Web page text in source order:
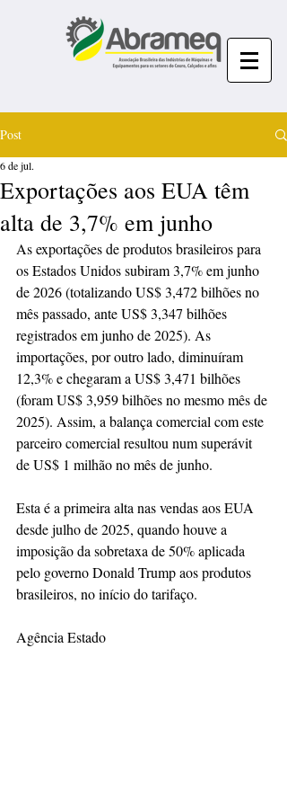
Post
Exportações aos EUA têm
alta de 3,7% em junho
6 de jul.
As exportações de produtos brasileiros para
os Estados Unidos subiram 3,7% em junho
de 2026 (totalizando US$ 3,472 bilhões no
mês passado, ante US$ 3,347 bilhões
registrados em junho de 2025). As
importações, por outro lado, diminuíram
12,3% e chegaram a US$ 3,471 bilhões
(foram US$ 3,959 bilhões no mesmo mês de
2025). Assim, a balança comercial com este
parceiro comercial resultou num superávit
de US$ 1 milhão no mês de junho.
Esta é a primeira alta nas vendas aos EUA
desde julho de 2025, quando houve a
imposição da sobretaxa de 50% aplicada
pelo governo Donald Trump aos produtos
brasileiros, no início do tarifaço.
Agência Estado